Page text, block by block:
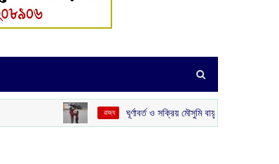
ঘূর্ণাবর্ত ও সক্রিয় মৌসুমি বায়ুর জোড়া ফলা: দক্ষিণবঙ্গে ভারী বৃষ্টির